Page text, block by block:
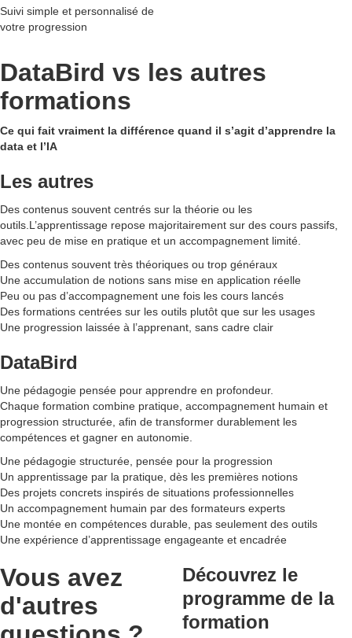
Suivi simple et personnalisé de
votre progression
DataBird vs les autres
formations
Ce qui fait vraiment la différence quand il s’agit d’apprendre la
data et l’IA
Les autres
Des contenus souvent centrés sur la théorie ou les
outils.L’apprentissage repose majoritairement sur des cours passifs,
avec peu de mise en pratique et un accompagnement limité.
Des contenus souvent très théoriques ou trop généraux
Une accumulation de notions sans mise en application réelle
Peu ou pas d’accompagnement une fois les cours lancés
Des formations centrées sur les outils plutôt que sur les usages
Une progression laissée à l’apprenant, sans cadre clair
DataBird
Une pédagogie pensée pour apprendre en profondeur.
Chaque formation combine pratique, accompagnement humain et
progression structurée, afin de transformer durablement les
compétences et gagner en autonomie.
Une pédagogie structurée, pensée pour la progression
Un apprentissage par la pratique, dès les premières notions
Des projets concrets inspirés de situations professionnelles
Un accompagnement humain par des formateurs experts
Une montée en compétences durable, pas seulement des outils
Une expérience d’apprentissage engageante et encadrée
Vous avez
d'autres
Découvrez le
programme de la
formation